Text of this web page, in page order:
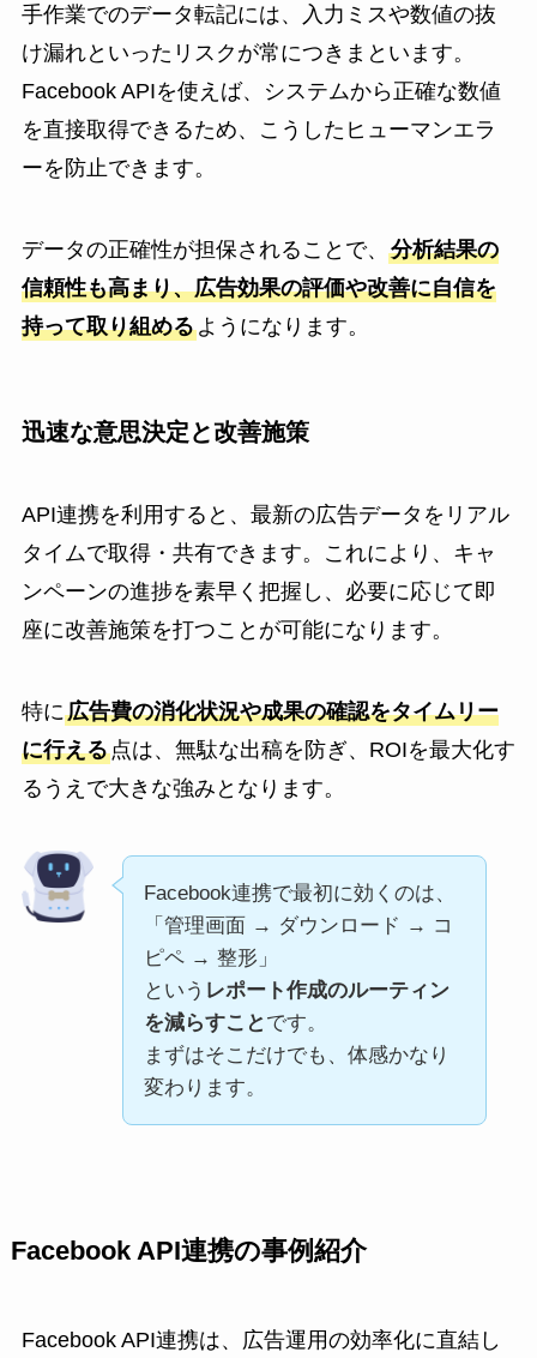
手作業でのデータ転記には、入力ミスや数値の抜
け漏れといったリスクが常につきまといます。
Facebook APIを使えば、システムから正確な数値
を直接取得できるため、こうしたヒューマンエラ
ーを防止できます。
データの正確性が担保されることで、 分析結果の
信頼性も高まり、広告効果の評価や改善に自信を
持って取り組めるようになります。
迅速な意思決定と改善施策
API連携を利用すると、最新の広告データをリアル
タイムで取得・共有できます。これにより、キャ
ンペーンの進捗を素早く把握し、必要に応じて即
座に改善施策を打つことが可能になります。
特に広告費の消化状況や成果の確認をタイムリー
に行える点は、無駄な出稿を防ぎ、ROIを最大化す
るうえで大きな強みとなります。
Facebook連携で最初に効くのは、
「管理画面 → ダウンロード → コ
ピペ → 整形」
という レポート作成のルーティン
を減らすこと です。
まずはそこだけでも、体感かなり
変わります。
Facebook API連携の事例紹介
Facebook API連携は、広告運用の効率化に直結し